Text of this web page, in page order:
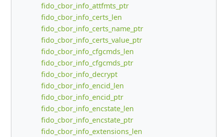
fido_cbor_info_attfmts_ptr
fido_cbor_info_certs_len
fido_cbor_info_certs_name_ptr
fido_cbor_info_certs_value_ptr
fido_cbor_info_cfgcmds_len
fido_cbor_info_cfgcmds_ptr
fido_cbor_info_decrypt
fido_cbor_info_encid_len
fido_cbor_info_encid_ptr
fido_cbor_info_encstate_len
fido_cbor_info_encstate_ptr
fido_cbor_info_extensions_len